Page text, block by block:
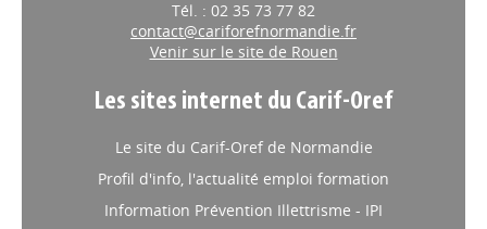
Tél. : 02 35 73 77 82
contact@cariforefnormandie.fr
Venir sur le site de Rouen
Les sites internet du Carif-Oref
Le site du Carif-Oref de Normandie
Profil d'info, l'actualité emploi formation
Information Prévention Illettrisme - IPI